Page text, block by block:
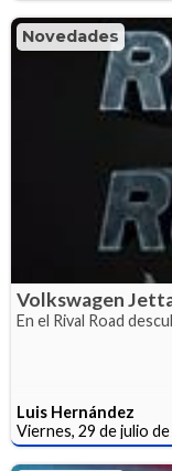
Novedades
Volkswagen
En el Rival Road
Luis Hernández
Viernes, 29 de julio